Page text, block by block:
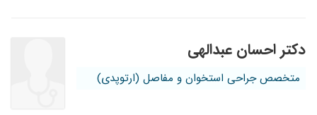
دکتر احسان عبدالهی
متخصص جراحی استخوان و مفاصل (ارتوپدی)